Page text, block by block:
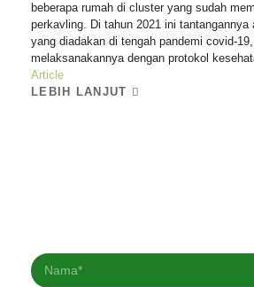
beberapa rumah di cluster yang sudah
perkavling. Di tahun 2021 ini tantangannya
yang diadakan di tengah pandemi covid-
melaksanakannya dengan protokol
Article
LEBIH LANJUT